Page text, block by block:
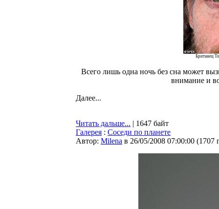
Британец
Всего лишь одна ночь без сна может
внимание и
Далее...
Читать дальше... | 1647 байт
Галерея : Соседи по планете
Автор: Milena в 26/05/2008 07:00:00 (1707